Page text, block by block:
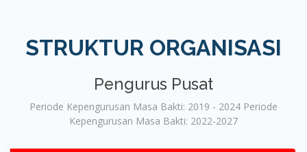
STRUKTUR ORGANISASI
Pengurus Pusat
Periode Kepengurusan Masa Bakti: 2019 - 2024 Periode
Kepengurusan Masa Bakti: 2022-2027